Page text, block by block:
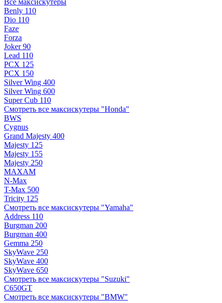
Все максискутеры
Benly 110
Dio 110
Faze
Forza
Joker 90
Lead 110
PCX 125
PCX 150
Silver Wing 400
Silver Wing 600
Super Cub 110
Смотреть все максискутеры "Honda"
BWS
Cygnus
Grand Majesty 400
Majesty 125
Majesty 155
Majesty 250
MAXAM
N-Max
T-Max 500
Tricity 125
Смотреть все максискутеры "Yamaha"
Address 110
Burgman 200
Burgman 400
Gemma 250
SkyWave 250
SkyWave 400
SkyWave 650
Смотреть все максискутеры "Suzuki"
C650GT
Смотреть все максискутеры "BMW"